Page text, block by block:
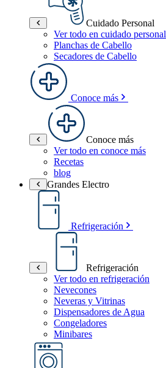
Cuidado Personal
Ver todo en cuidado personal
Planchas de Cabello
Secadores de Cabello
Conoce más
Conoce más
Ver todo en conoce más
Recetas
blog
Grandes Electro
Refrigeración
Refrigeración
Ver todo en refrigeración
Nevecones
Neveras y Vitrinas
Dispensadores de Agua
Congeladores
Minibares